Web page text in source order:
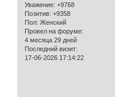
Уважение: +9768
Позитив: +9358
Пол: Женский
Провел на форуме:
4 месяца 29 дней
Последний визит:
17-06-2026 17:14:22